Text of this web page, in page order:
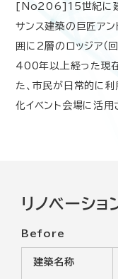
[No206]15世紀に建
サンス建築の巨匠アン
囲に2層のロッジア（
400年以上経った現在
た、市民が日常的に利
化イベント会場に活用
リノベーショ
Before
建築名称